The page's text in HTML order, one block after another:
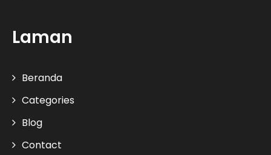
Laman
Beranda
Categories
Blog
Contact